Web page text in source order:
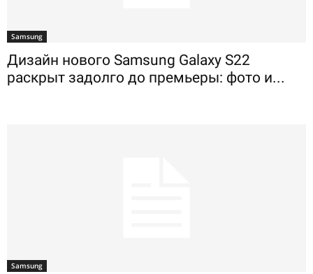
Samsung
Дизайн нового Samsung Galaxy S22
раскрыт задолго до премьеры: фото и...
Samsung